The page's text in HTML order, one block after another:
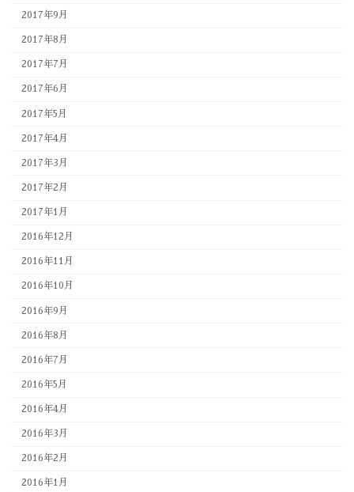
2017年9月
2017年8月
2017年7月
2017年6月
2017年5月
2017年4月
2017年3月
2017年2月
2017年1月
2016年12月
2016年11月
2016年10月
2016年9月
2016年8月
2016年7月
2016年5月
2016年4月
2016年3月
2016年2月
2016年1月